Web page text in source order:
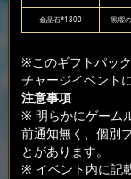
金晶石*1800 黒曜
※このギフトパッ
チャージイベント
注意事項
※ 明らかにゲーム
前通知無く、個別
とがあります。
※ イベント内に記